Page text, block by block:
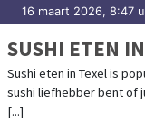
16 maart 2026, 8:47
SUSHI ETEN
Sushi eten in Texel is
sushi liefhebber bent of
[...]